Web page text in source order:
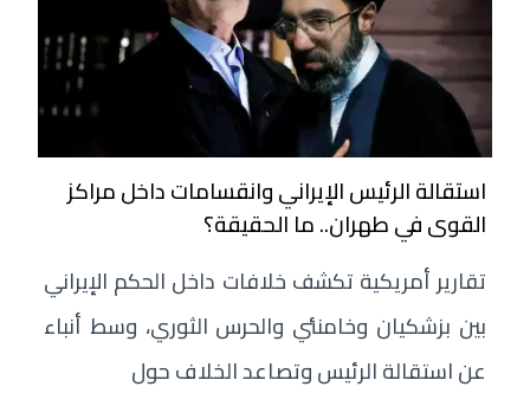
استقالة الرئيس الإيراني وانقسامات داخل مراكز
القوى في طهران.. ما الحقيقة؟
تقارير أمريكية تكشف خلافات داخل الحكم الإيراني
بين بزشكيان وخامنئي والحرس الثوري، وسط أنباء
عن استقالة الرئيس وتصاعد الخلاف حول